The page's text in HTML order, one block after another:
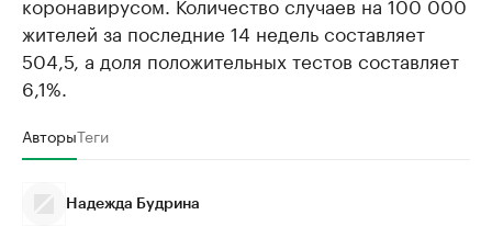
жителей за последние 14 недель составляет
504,5, а доля положительных тестов составляет
6,1%.
АвторыТеги
Надежда Будрина